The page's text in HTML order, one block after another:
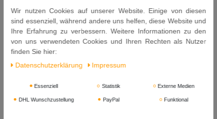
Weitere Details
EU-Verantwortlicher
Bambus Wok-Rührstäbchen
Wir nutzen Cookies auf unserer Website. Einige von diesen
sind essenziell, während andere uns helfen, diese Website und
Ihre Erfahrung zu verbessern. Weitere Informationen zu den
von uns verwendeten Cookies und Ihren Rechten als Nutzer
finden Sie hier:
Daten­schutz­erklärung
Impressum
Essenziell Statistik Externe Medien
DHL Wunschzustellung PayPal Funktional